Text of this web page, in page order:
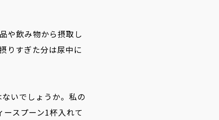
や飲み物から摂取し
りすぎた分は尿中に
いでしょうか。私の
スプーン1杯入れて